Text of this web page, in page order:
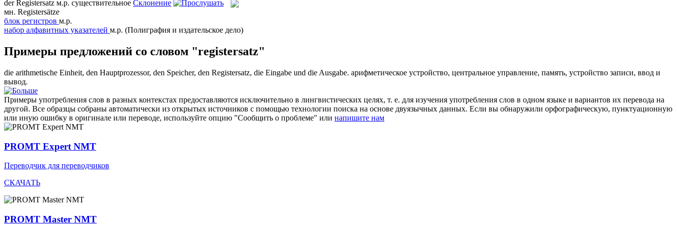
derRegistersatz м.р. существительное Склонение
мн. Registersätze
блок регистров м.р.
набор алфавитных указателей м.р. (Полиграфия и издательское дело)
Примеры предложений со словом "registersatz"
die arithmetische Einheit, den Hauptprozessor, den Speicher, den Registersatz, die Eingabe und die Ausgabe. арифметическое устройство, центральное управление, память, устройство записи, ввод и
вывод.
Примеры употребления слов в разных контекстах предоставляются исключительно в лингвистических целях, т. е. для изучения употребления слов в одном языке и вариантов их перевода на
другой. Все образцы собраны автоматически из открытых источников с помощью технологии поиска на основе двуязычных данных. Если вы обнаружили орфографическую, пунктуационную
или иную ошибку в оригинале или переводе, используйте опцию "Сообщить о проблеме" или напишите нам
PROMT Expert NMT
Переводчик для переводчиков
СКАЧАТЬ
PROMT Master NMT